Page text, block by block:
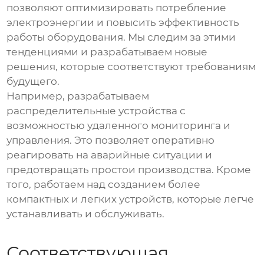
позволяют оптимизировать потребление
электроэнергии и повысить эффективность
работы оборудования. Мы следим за этими
тенденциями и разрабатываем новые
решения, которые соответствуют требованиям
будущего.
Например, разрабатываем
распределительные устройства с
возможностью удаленного мониторинга и
управления. Это позволяет оперативно
реагировать на аварийные ситуации и
предотвращать простои производства. Кроме
того, работаем над созданием более
компактных и легких устройств, которые легче
устанавливать и обслуживать.